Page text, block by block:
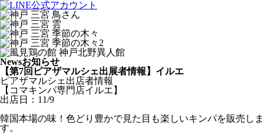
Newsお知らせ
【第7回ピアザマルシェ出展者情報】イルエ
ピアザマルシェ出店者情報
【コマキンパ専門店イルエ】
出店日：11/9
韓国本場の味！色どり豊かで見た目も楽しいキンパを販売しま
す。